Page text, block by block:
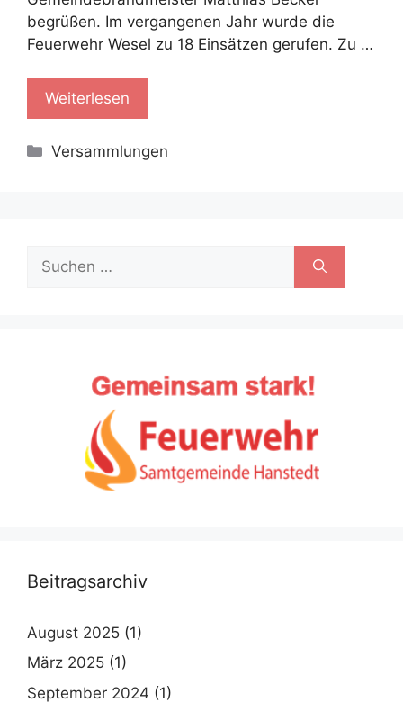
begrüßen. Im vergangenen Jahr wurde die
Feuerwehr Wesel zu 18 Einsätzen gerufen. Zu …
Weiterlesen
Kategorien
Versammlungen
nach:
Beitragsarchiv
August 2025 (1)
März 2025 (1)
September 2024 (1)